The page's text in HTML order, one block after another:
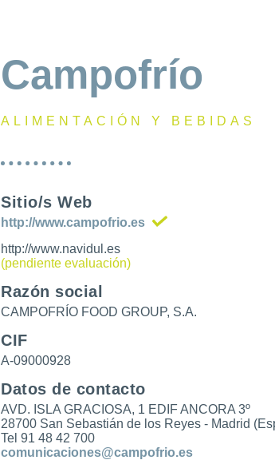
Campofrío
ALIMENTACIÓN Y BEBIDAS
Sitio/s Web
http://www.campofrio.es
http://www.navidul.es
(pendiente evaluación)
Razón social
CAMPOFRÍO FOOD GROUP, S.A.
CIF
A-09000928
Datos de contacto
AVD. ISLA GRACIOSA, 1 EDIF ANCORA 3º
28700 San Sebastián de los Reyes - Madrid
Tel 91 48 42 700
comunicaciones@campofrio.es